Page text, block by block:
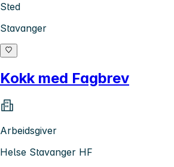
Sted
Stavanger
Kokk med Fagbrev
Arbeidsgiver
Helse Stavanger HF